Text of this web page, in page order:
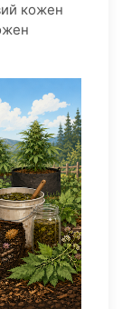
кожен